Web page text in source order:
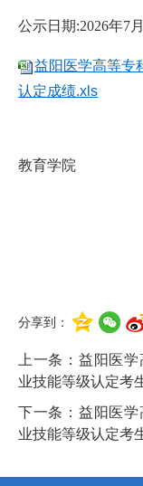
公示日期:2026年7
益阳医学高等专
认定成绩.xls
益阳医
教育学院
2026
分享到：
上一条： 益阳医学
业技能等级认定考
下一条： 益阳医学
业技能等级认定考